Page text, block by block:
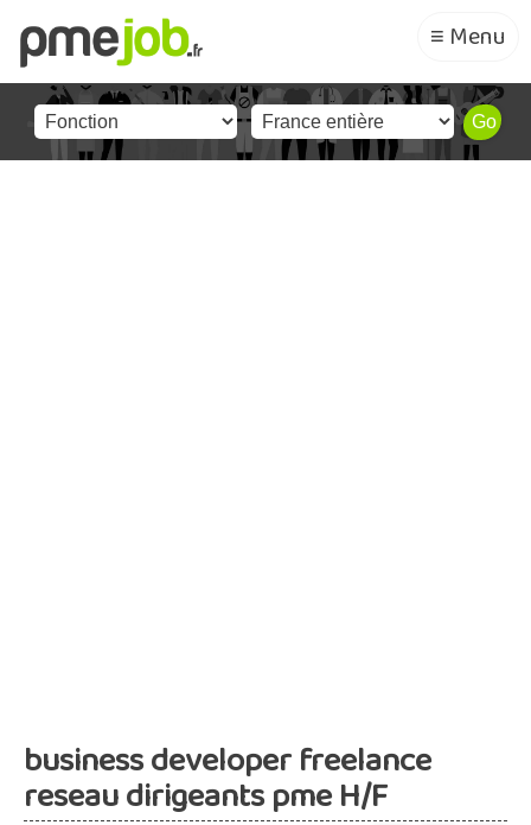
≡ Menu
business developer freelance
reseau dirigeants pme H/F